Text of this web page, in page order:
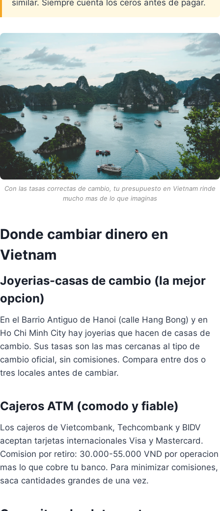
similar. Siempre cuenta los ceros antes de pagar.
Con las tasas correctas de cambio, tu presupuesto en Vietnam rinde
mucho mas de lo que imaginas
Donde cambiar dinero en
Vietnam
Joyerias-casas de cambio (la mejor
opcion)
En el Barrio Antiguo de Hanoi (calle Hang Bong) y en
Ho Chi Minh City hay joyerias que hacen de casas de
cambio. Sus tasas son las mas cercanas al tipo de
cambio oficial, sin comisiones. Compara entre dos o
tres locales antes de cambiar.
Cajeros ATM (comodo y fiable)
Los cajeros de Vietcombank, Techcombank y BIDV
aceptan tarjetas internacionales Visa y Mastercard.
Comision por retiro: 30.000-55.000 VND por operacion
mas lo que cobre tu banco. Para minimizar comisiones,
saca cantidades grandes de una vez.